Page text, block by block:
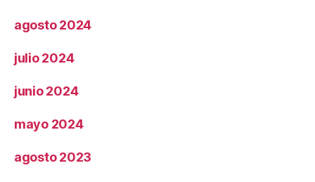
agosto 2024
julio 2024
junio 2024
mayo 2024
agosto 2023